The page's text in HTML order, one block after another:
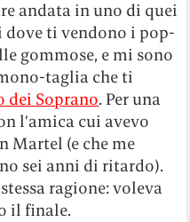
andata in uno di quei
ti vendono i pop-
gommose, e mi sono
taglia che ti
dei Soprano. Per una
l’amica cui avevo
Martel (e che me
sei anni di ritardo).
ragione: voleva
il finale.